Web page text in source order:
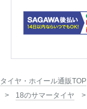
タイヤ・ホイール通販TOP
18のサマータイヤ